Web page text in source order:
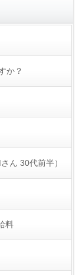
か？
ん 30代前半）
料